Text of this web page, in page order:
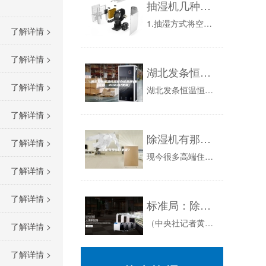
了解详情 >
了解详情 >
了解详情 >
了解详情 >
了解详情 >
了解详情 >
了解详情 >
了解详情 >
了解详情 >
抽湿机几种常见的除湿方式
1.抽湿方式将空气至温度以下，空气中的水气即凝结成水。将凝结水排除再加热即可获得低湿度的空气。空气的来源可使用冷冻机的冷媒、冰水或卤水。特性...
湖北发条恒温恒湿储存柜品牌(来这找，2023已更新)
湖北发条恒温恒湿储存柜品牌(来这找，已更新)ROOIyn2恒温恒湿藏品柜智能恒温恒湿柜…。PCB电路板用恒温恒湿柜罪能参数与保质期介绍。第1...
除湿机有那些好处呢？
现今很多高端住宅区的地下室都会设计成影音室，储藏室，健身房等综合休闲娱乐空间，但是地下室的防潮也带来了不少困扰。虽然装修初期对地下室的空间做...
标准局：除湿机连续使用不宜逾24小时
（中央社记者黄淑芳台北2008年2月16日电）天冷加上阴雨连绵，很多民众使用除湿机降低室内湿度，甚至用来帮助晾干衣物；经济部标准检验局提醒国...